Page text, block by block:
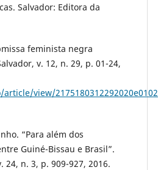
Salvador: Editora da
feminista negra
v. 12, n. 29, p. 01-24,
view/2175180312292020e0102
“Para além dos
Guiné-Bissau e Brasil”.
24, n. 3, p. 909-927, 2016.